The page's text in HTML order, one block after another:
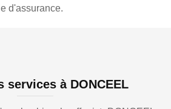
d'assurance.
services à DONCEEL